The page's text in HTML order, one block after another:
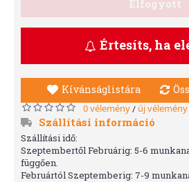
Elfogyott
Értesíts, ha
Kívánságlistára
0 vélemény/ új vélemény
Szállítási információ
Szállítási idő:
Szeptembertől Februárig: 5-6
függően.
Februártól Szeptemberig: 7-9